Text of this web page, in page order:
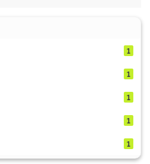
1
1
1
1
1